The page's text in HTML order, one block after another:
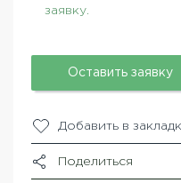
заявку.
Оставить заявку
Добавить в
Поделиться